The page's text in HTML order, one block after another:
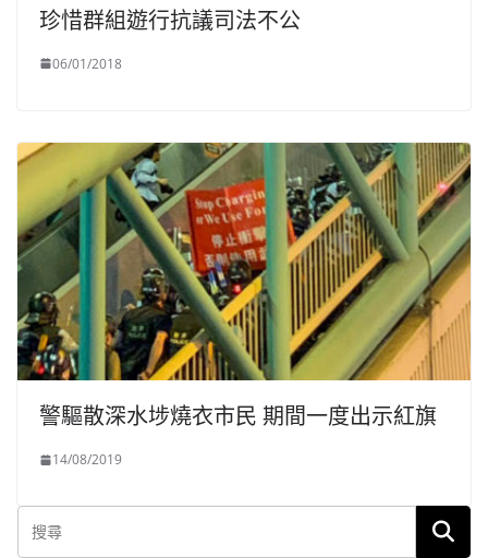
珍惜群組遊行抗議司法不公
06/01/2018
警驅散深水埗燒衣市民 期間一度出示紅旗
14/08/2019